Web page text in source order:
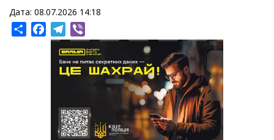
Дата: 08.07.2026 14:18
ShareFacebookTelegram